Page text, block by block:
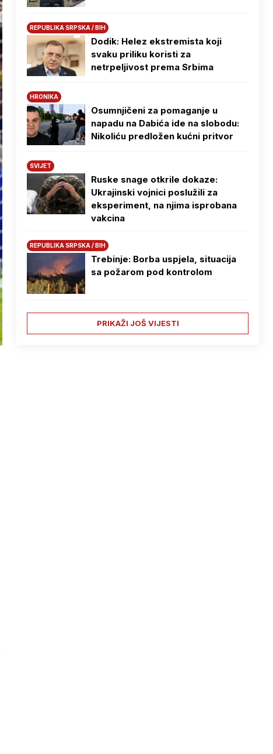
REPUBLIKA SRPSKA / BIH
Dodik: Helez ekstremista koji
svaku priliku koristi za
netrpeljivost prema Srbima
HRONIKA
Osumnjičeni za pomaganje u
napadu na Dabića ide na slobodu:
Nikoliću predložen kućni pritvor
SVIJET
Ruske snage otkrile dokaze:
Ukrajinski vojnici poslužili za
eksperiment, na njima isprobana
vakcina
REPUBLIKA SRPSKA / BIH
Trebinje: Borba uspjela, situacija
sa požarom pod kontrolom
PRIKAŽI JOŠ VIJESTI